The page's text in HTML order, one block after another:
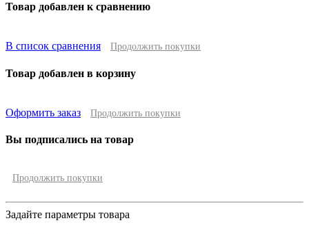
Товар добавлен к сравнению
В список сравнения Продолжить покупки
Товар добавлен в корзину
Оформить заказ Продолжить покупки
Вы подписались на товар
Продолжить покупки
Задайте параметры товара